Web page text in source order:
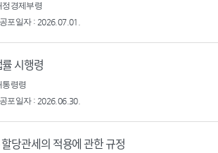
정경제부령
공포일자 : 2026.07.01.
시행령
통령령
공포일자 : 2026.06.30.
당관세의 적용에 관한 규정